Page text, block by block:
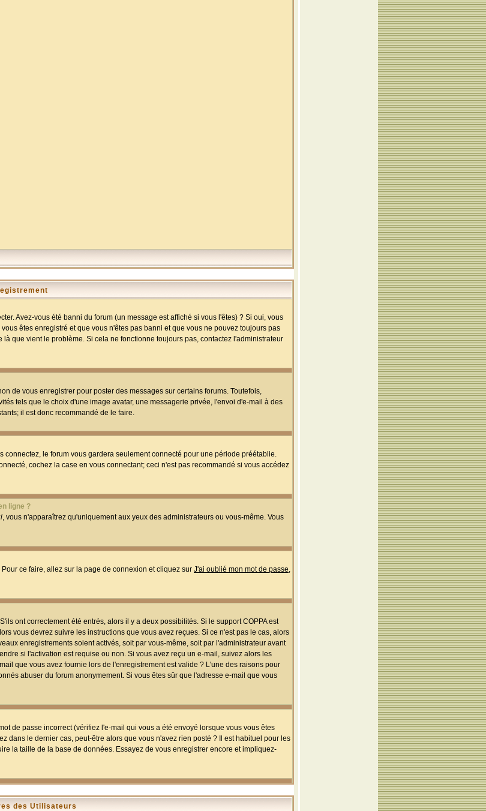
Avez-vous été banni du forum (un message est affiché si vous l'êtes) ? Si oui, vous
êtes enregistré et que vous n'êtes pas banni et que vous ne pouvez toujours pas
que vient le problème. Si cela ne fonctionne toujours pas, contactez l'administrateur
de vous enregistrer pour poster des messages sur certains forums. Toutefois,
tels que le choix d'une image avatar, une messagerie privée, l'envoi d'e-mail à des
il est donc recommandé de le faire.
connectez, le forum vous gardera seulement connecté pour une période préétablie.
cochez la case en vous connectant; ceci n'est pas recommandé si vous accédez
ligne ?
, vous n'apparaîtrez qu'uniquement aux yeux des administrateurs ou vous-même. Vous
ce faire, allez sur la page de connexion et cliquez sur J'ai oublié mon mot de passe,
ont correctement été entrés, alors il y a deux possibilités. Si le support COPPA est
vous devrez suivre les instructions que vous avez reçues. Si ce n'est pas le cas, alors
enregistrements soient activés, soit par vous-même, soit par l'administrateur avant
si l'activation est requise ou non. Si vous avez reçu un e-mail, suivez alors les
que vous avez fournie lors de l'enregistrement est valide ? L'une des raisons pour
abuser du forum anonymement. Si vous êtes sûr que l'adresse e-mail que vous
de passe incorrect (vérifiez l'e-mail qui vous a été envoyé lorsque vous vous êtes
dans le dernier cas, peut-être alors que vous n'avez rien posté ? Il est habituel pour les
la taille de la base de données. Essayez de vous enregistrer encore et impliquez-
des Utilisateurs